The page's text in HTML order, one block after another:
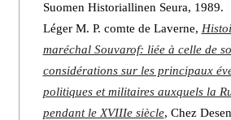
Suomen Historiallinen Seura, 1989.
Léger M. P. comte de Laverne,
maréchal Souvarof: liée à celle de
considérations sur les principaux
politiques et militaires auxquels la
pendant le XVIIIe siècle, Chez